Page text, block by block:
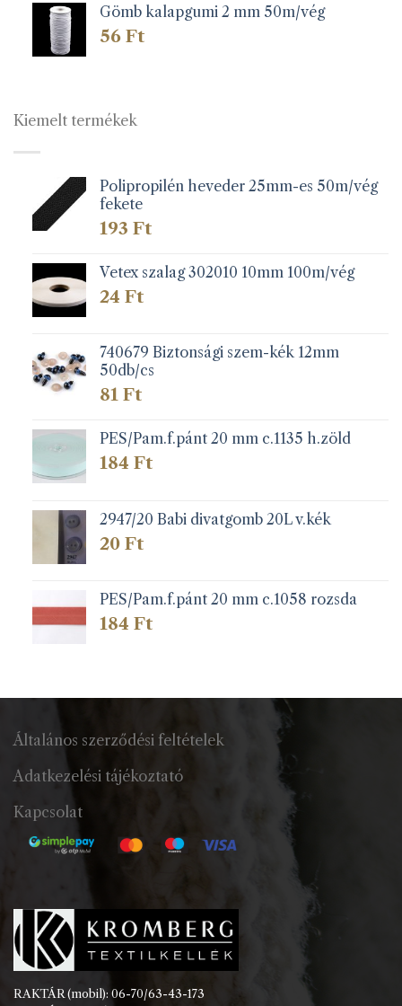
Gömb kalapgumi 2 mm 50m/vég
56 Ft
Kiemelt termékek
Polipropilén heveder 25mm-es 50m/vég
fekete
193 Ft
Vetex szalag 302010 10mm 100m/vég
24 Ft
740679 Biztonsági szem-kék 12mm
50db/cs
81 Ft
PES/Pam.f.pánt 20 mm c.1135 h.zöld
184 Ft
2947/20 Babi divatgomb 20L v.kék
20 Ft
PES/Pam.f.pánt 20 mm c.1058 rozsda
184 Ft
Általános szerződési feltételek
Adatkezelési tájékoztató
Kapcsolat
RAKTÁR (mobil): 06-70/63-43-173